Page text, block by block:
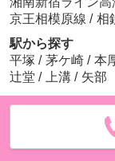
京王相模原線 / 相
駅から探す
平塚 / 茅ケ崎 / 本
辻堂 / 上溝 / 矢部